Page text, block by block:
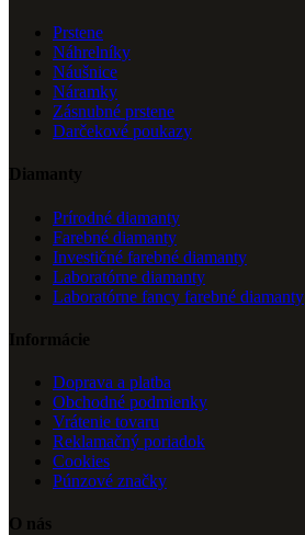
Prstene
Náhrelníky
Náušnice
Náramky
Zásnubné prstene
Darčekové poukazy
Diamanty
Prírodné diamanty
Farebné diamanty
Investičné farebné diamanty
Laboratórne diamanty
Laboratórne fancy farebné diamanty
Informácie
Doprava a platba
Obchodné podmienky
Vrátenie tovaru
Reklamačný poriadok
Cookies
Púnzové značky
O nás